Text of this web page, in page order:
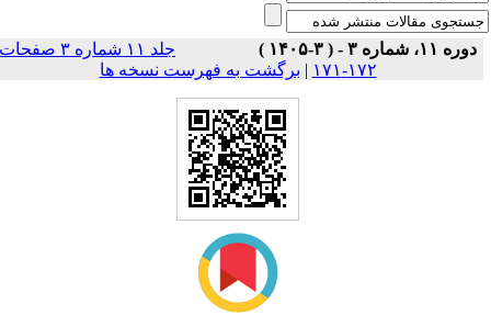
دوره ۱۱، شماره ۳ - ( ۳-۱۴۰۵ )
جلد ۱۱ شماره ۳ صفحات
۱۷۲-۱۷۱
| برگشت به فهرست نسخه ها